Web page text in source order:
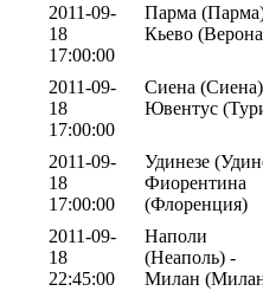
2011-09-
18
17:00:00
Парма
Кьево
2011-09-
18
17:00:00
Сиена
Ювентус
2011-09-
18
17:00:00
Удинезе
Фиорентина
(Флоренция)
2011-09-
18
22:45:00
Наполи
(Неаполь) -
Милан